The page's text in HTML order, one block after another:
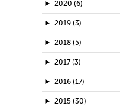
► 2020 (6)
► 2019 (3)
► 2018 (5)
► 2017 (3)
► 2016 (17)
► 2015 (30)